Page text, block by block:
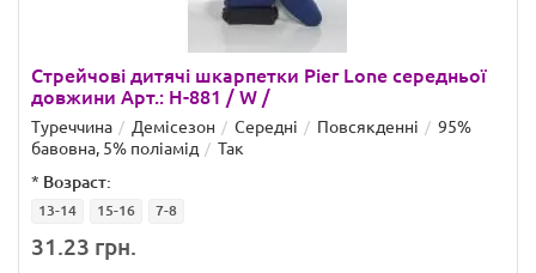
Стрейчові дитячі шкарпетки Pier Lone середньої
довжини Арт.: H-881 / W /
Туреччина Демісезон Середні Повсякденні
95%
бавовна, 5% поліамід
Так
* Возраст:
13-14 15-16 7-8
31.23 грн.